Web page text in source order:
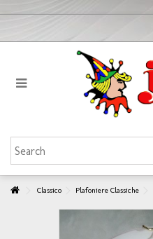
Classico Plafoniere Classiche